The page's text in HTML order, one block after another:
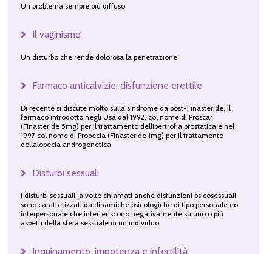
Un problema sempre più diffuso
Il vaginismo
Un disturbo che rende dolorosa la penetrazione
Farmaco anticalvizie, disfunzione erettile
Di recente si discute molto sulla sindrome da post-Finasteride, il
farmaco introdotto negli Usa dal 1992, col nome di Proscar
(Finasteride 5mg) per il trattamento dellipertrofia prostatica e nel
1997 col nome di Propecia (Finasteride 1mg) per il trattamento
dellalopecia androgenetica
Disturbi sessuali
I disturbi sessuali, a volte chiamati anche disfunzioni psicosessuali,
sono caratterizzati da dinamiche psicologiche di tipo personale eo
interpersonale che interferiscono negativamente su uno o più
aspetti della sfera sessuale di un individuo
Inquinamento, impotenza e infertilità